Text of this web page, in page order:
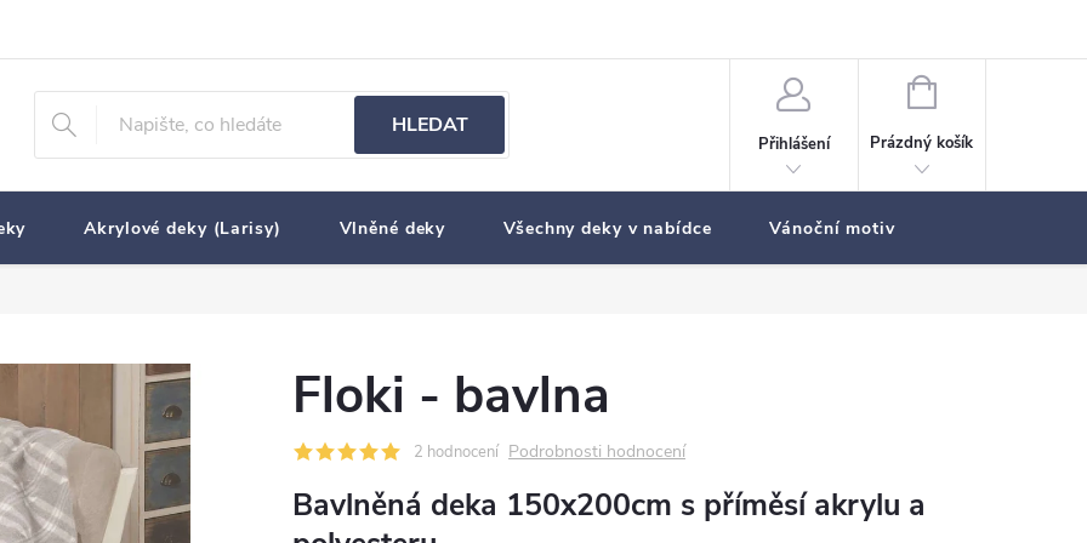
HLEDAT
Přihlášení
NÁKUPNÍ
Prázdný košík
Akrylové deky (Larisy) Vlněné deky Všechny deky v nabídce Vánoční motiv
Floki - bavlna
2 hodnocení Podrobnosti hodnocení
Bavlněná deka 150x200cm s příměsí akrylu a